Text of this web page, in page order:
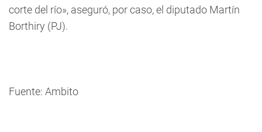
corte del río», aseguró, por caso, el diputado Martín
Borthiry (PJ).
Fuente: Ambito